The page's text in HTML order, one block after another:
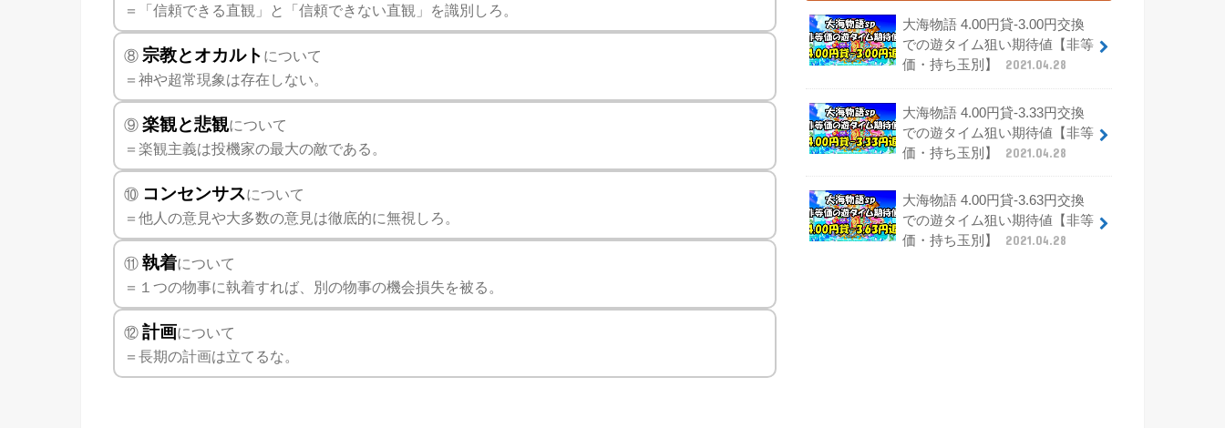
＝「信頼できる直観」と「信頼できない直観」を識別しろ。
⑧ 宗教とオカルト について
＝神や超常現象は存在しない。
⑨ 楽観と悲観について
＝楽観主義は投機家の最大の敵である。
⑩ コンセンサスについて
＝他人の意見や大多数の意見は徹底的に無視しろ。
⑪ 執着について
＝１つの物事に執着すれば、別の物事の機会損失を被る。
⑫ 計画について
＝長期の計画は立てるな。
大海物語 4.00円貸-3.00円交換
での遊タイム狙い期待値【非等
価・持ち玉別】
2021.04.28
大海物語 4.00円貸-3.33円交換
での遊タイム狙い期待値【非等
価・持ち玉別】
2021.04.28
大海物語 4.00円貸-3.63円交換
での遊タイム狙い期待値【非等
価・持ち玉別】
2021.04.28